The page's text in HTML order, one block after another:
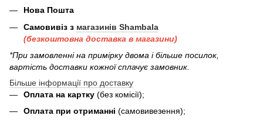
Нова Пошта
Самовивіз з магазинів Shambala
(безкоштовна доставка в магазини)
*При замовленні на примірку двома і більше посилок,
вартість доставки кожної сплачує замовник.
Більше інформації про доставку
Оплата на картку (без комісії);
Оплата при отриманні (самовивезення);